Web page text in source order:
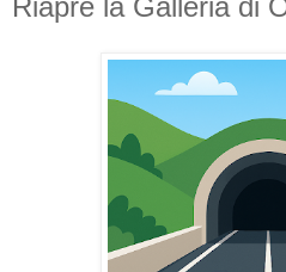
Riapre la Galleria di